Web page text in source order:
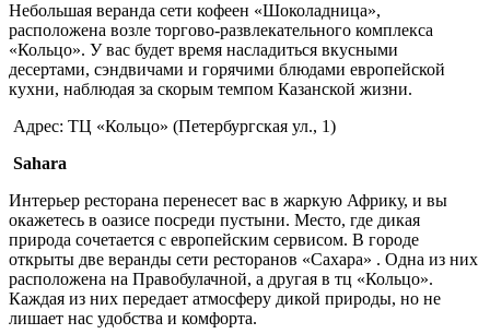
Небольшая веранда сети кофеен «Шоколадница»,
расположена возле торгово-развлекательного комплекса
«Кольцо». У вас будет время насладиться вкусными
десертами, сэндвичами и горячими блюдами европейской
кухни, наблюдая за скорым темпом Казанской жизни.
Адрес: ТЦ «Кольцо» (Петербургская ул., 1)
Sahara
Интерьер ресторана перенесет вас в жаркую Африку, и вы
окажетесь в оазисе посреди пустыни. Место, где дикая
природа сочетается с европейским сервисом. В городе
открыты две веранды сети ресторанов «Сахара» . Одна из них
расположена на Правобулачной, а другая в тц «Кольцо».
Каждая из них передает атмосферу дикой природы, но не
лишает нас удобства и комфорта.